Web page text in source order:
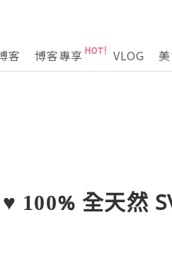
客 博客專享 VLOG
100% 全天然